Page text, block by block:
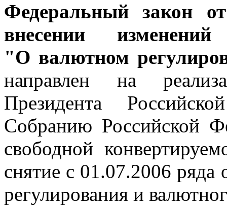
Федеральный закон
внесении
"О валютном
направлен на
Президента
Собранию Российской
свободной
снятие с 01.07.2006 ряда
регулирования и